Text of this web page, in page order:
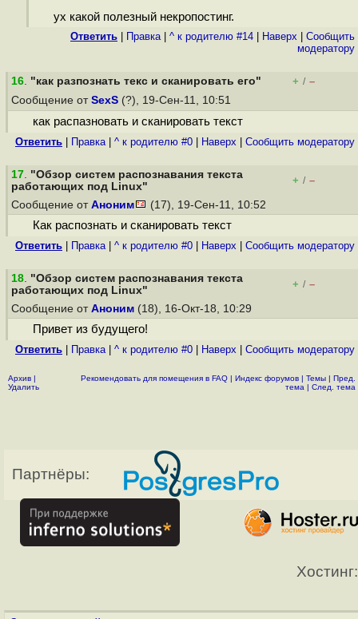
ух какой полезный некропостинг.
Ответить Правка| ^ к родителю #14 Наверх
Cообщить
модератору
16. "как разпознать текс и сканировать его" + / –
Сообщение от SexS (?), 19-Сен-11, 10:51
как распазновать и сканировать текст
Ответить Правка| ^ к родителю #0 Наверх Cообщить модератору
17. "Обзор систем распознавания текста
работающих под Linux"
+ / –
Сообщение от Аноним (17), 19-Сен-11, 10:52
Как распознать и сканировать текст
Ответить Правка| ^ к родителю #0 Наверх Cообщить модератору
18. "Обзор систем распознавания текста
работающих под Linux"
+ / –
Сообщение от Аноним (18), 16-Окт-18, 10:29
Привет из будущего!
Ответить Правка| ^ к родителю #0 Наверх Cообщить модератору
Архив |
Удалить
Рекомендовать для помещения в FAQ | Индекс форумов | Темы | Пред.
тема | След. тема
Партнёры:
Хостинг: